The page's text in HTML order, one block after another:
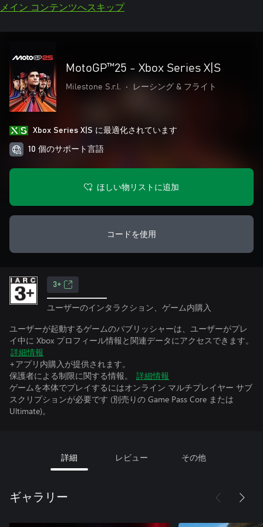
メイン コンテンツへスキップ
MotoGP™25 - Xbox Series X|S
Milestone S.r.l. • レーシング & フライト
Xbox Series X|S に最適化されています
10 個のサポート言語
ほしい物リストに追加
コードを使用
3+
ユーザーのインタラクション、ゲーム内購入
ユーザーが起動するゲームのパブリッシャーは、ユーザーがプレ
イ中に Xbox プロフィール情報と関連データにアクセスできます。
詳細情報
+アプリ内購入が提供されます。
保護者による制限に関する情報。
詳細情報
ゲームを本体でプレイするにはオンライン マルチプレイヤー サブ
スクリプションが必要です (別売りの Game Pass Core または
Ultimate)。
詳細 レビュー その他
ギャラリー